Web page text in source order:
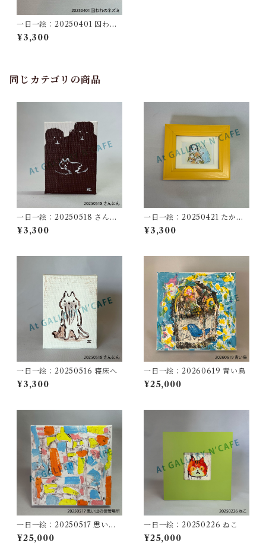
一日一絵：20250401 囚われ
のネズミ
¥3,300
同じカテゴリの商品
一日一絵：20250518 さんに
ん
¥3,300
一日一絵：20250421 たから
もの
¥3,300
一日一絵：20250516 寝床へ
¥3,300
一日一絵：20260619 青い鳥
¥25,000
一日一絵：20250517 思い出
の保管場所
¥25,000
一日一絵：20250226 ねこ
¥25,000